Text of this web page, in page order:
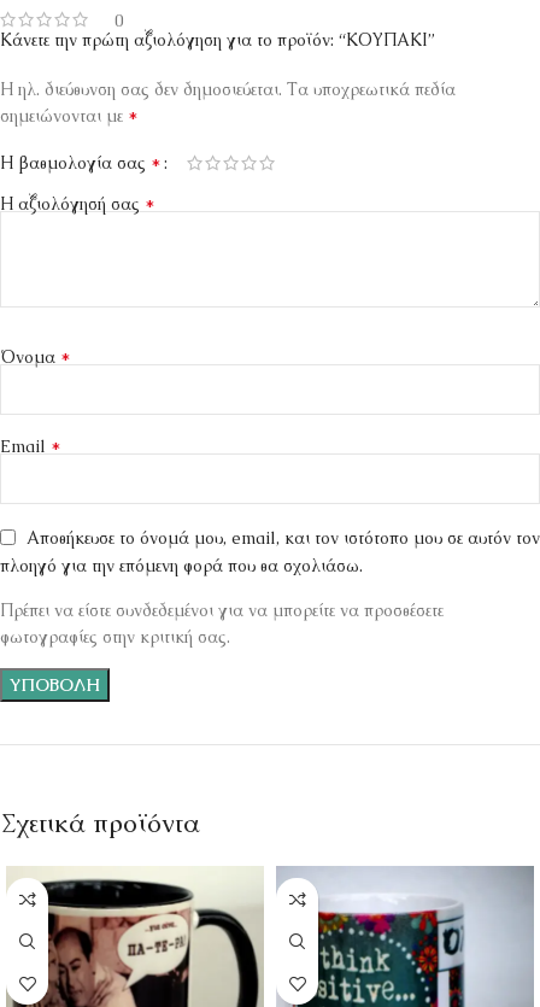
0
Κάνετε την πρώτη αξιολόγηση για το προϊόν: “ΚΟΥΠΑΚΙ”
Η ηλ. διεύθυνση σας δεν δημοσιεύεται. Τα υποχρεωτικά πεδία
σημειώνονται με *
Η βαθμολογία σας *
Η αξιολόγησή σας *
Όνομα *
Email *
Αποθήκευσε το όνομά μου, email, και τον ιστότοπο μου σε αυτόν τον
πλοηγό για την επόμενη φορά που θα σχολιάσω.
Πρέπει να είστε συνδεδεμένοι για να μπορείτε να προσθέσετε
φωτογραφίες στην κριτική σας.
Σχετικά προϊόντα